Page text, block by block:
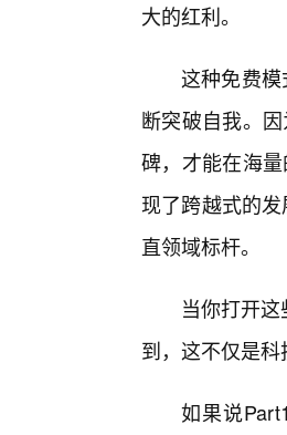
大的红利。
这种免费
断突破自我。
碑，才能在海
现了跨越式的
直领域标杆。
当你打开
到，这不仅是
如果说